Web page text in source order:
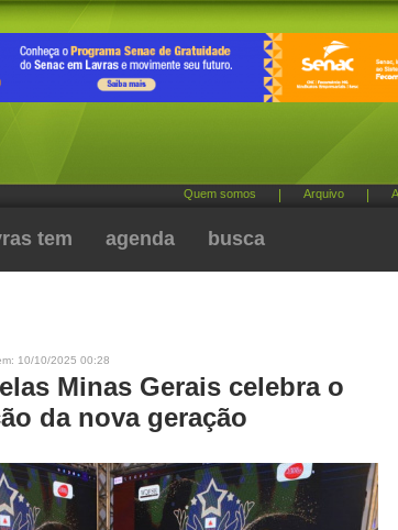
Quem somos Arquivo
tem agenda busca
10/10/2025 00:28
Minas Gerais celebra o
da nova geração